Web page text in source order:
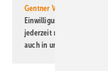
Gentner Verlag GmbH &
Einwilligung kann ich
jederzeit möglich.
auch in unserer